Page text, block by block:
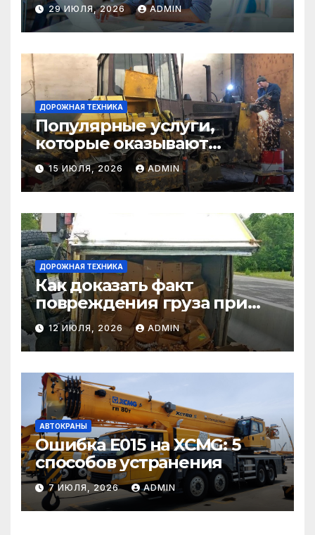
29 ИЮЛЯ, 2026 ADMIN
ДОРОЖНАЯ ТЕХНИКА
Популярные услуги,
которые оказывают
самосвалы в строительстве
и логистике
15 ИЮЛЯ, 2026 ADMIN
ДОРОЖНАЯ ТЕХНИКА
Как доказать факт
повреждения груза при
страховом случае
12 ИЮЛЯ, 2026 ADMIN
АВТОКРАНЫ
Ошибка E015 на XCMG: 5
способов устранения
7 ИЮЛЯ, 2026 ADMIN